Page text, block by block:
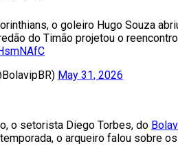
o goleiro Hugo Souza
do Timão projetou o
May 31, 2026
o setorista Diego Torbes, do
o arqueiro falou sobre